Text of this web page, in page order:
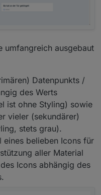
umfangreich ausgebaut
Datenpunkts /
des Werts
ist ohne Styling) sowie
vieler (sekundärer)
stets grau).
eines belieben Icons für
aller Material
Icons abhängig des